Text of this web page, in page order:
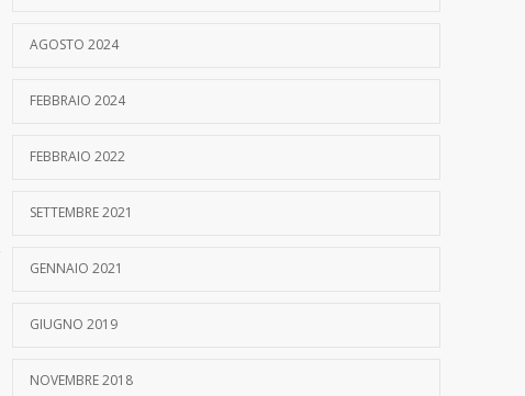
AGOSTO 2024
FEBBRAIO 2024
FEBBRAIO 2022
SETTEMBRE 2021
GENNAIO 2021
GIUGNO 2019
NOVEMBRE 2018